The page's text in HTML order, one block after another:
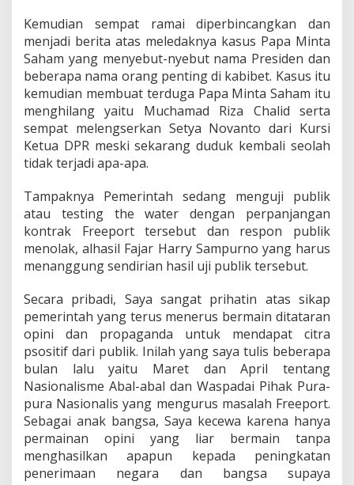
Kemudian sempat ramai diperbincangkan dan
menjadi berita atas meledaknya kasus Papa Minta
Saham yang menyebut-nyebut nama Presiden dan
beberapa nama orang penting di kabibet. Kasus itu
kemudian membuat terduga Papa Minta Saham itu
menghilang yaitu Muchamad Riza Chalid serta
sempat melengserkan Setya Novanto dari Kursi
Ketua DPR meski sekarang duduk kembali seolah
tidak terjadi apa-apa.
Tampaknya Pemerintah sedang menguji publik
atau testing the water dengan perpanjangan
kontrak Freeport tersebut dan respon publik
menolak, alhasil Fajar Harry Sampurno yang harus
menanggung sendirian hasil uji publik tersebut.
Secara pribadi, Saya sangat prihatin atas sikap
pemerintah yang terus menerus bermain ditataran
opini dan propaganda untuk mendapat citra
psositif dari publik. Inilah yang saya tulis beberapa
bulan lalu yaitu Maret dan April tentang
Nasionalisme Abal-abal dan Waspadai Pihak Pura-
pura Nasionalis yang mengurus masalah Freeport.
Sebagai anak bangsa, Saya kecewa karena hanya
permainan opini yang liar bermain tanpa
menghasilkan apapun kepada peningkatan
penerimaan negara dan bangsa supaya